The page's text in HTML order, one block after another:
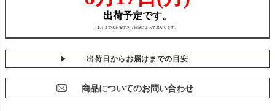
出荷日からお届けまでの目安
商品についてのお問い合わせ